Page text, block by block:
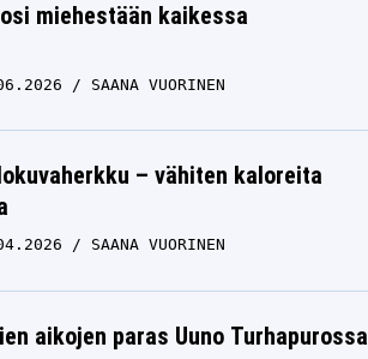
miehestään kaikessa
SAANA VUORINEN
– vähiten kaloreita
SAANA VUORINEN
aikojen paras Uuno Turhapurossa